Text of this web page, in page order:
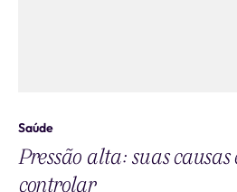
Saúde
Pressão alta: suas
controlar